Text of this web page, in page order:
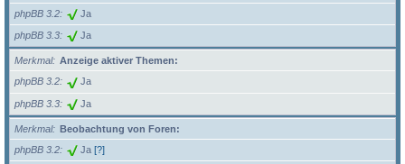
phpBB 3.2
Ja
phpBB 3.3 Ja
Merkmal
Anzeige aktiver Themen:
phpBB 3.2
Ja
phpBB 3.3 Ja
Merkmal
Beobachtung von Foren:
phpBB 3.2
Ja [?]